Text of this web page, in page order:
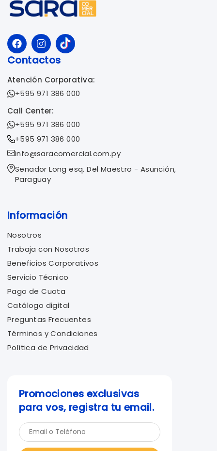
Contactos
Atención Corporativa:
+595 971 386 000
Call Center:
+595 971 386 000
+595 971 386 000
info@saracomercial.com.py
Senador Long esq. Del Maestro - Asunción,
Paraguay
Información
Nosotros
Trabaja con Nosotros
Beneficios Corporativos
Servicio Técnico
Pago de Cuota
Catálogo digital
Preguntas Frecuentes
Términos y Condiciones
Política de Privacidad
Promociones exclusivas
para vos, registra tu email.